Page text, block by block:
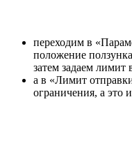
переходим в
положение
затем задаем лимит
а в «Лимит
ограничения, а это